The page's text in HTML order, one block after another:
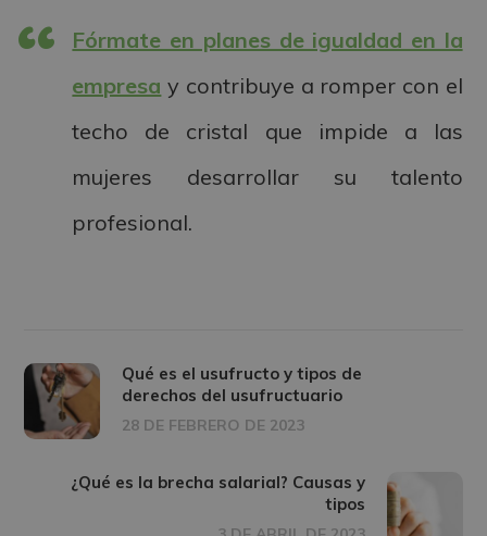
Fórmate en planes de igualdad en la
empresa y contribuye a romper con el
techo de cristal que impide a las
mujeres desarrollar su talento
profesional.
Qué es el usufructo y tipos de
derechos del usufructuario
28 DE FEBRERO DE 2023
¿Qué es la brecha salarial? Causas y
tipos